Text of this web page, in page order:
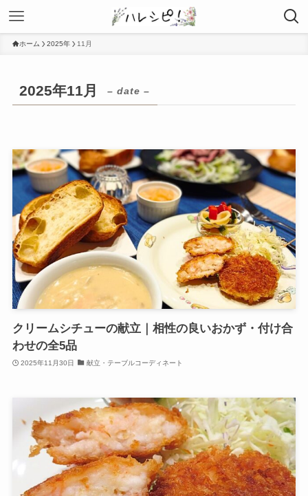
ホーム 2025年 11月
2025年11月 – date –
クリームシチューの献立｜相性の良いおかず・付け合
わせの全5品
2025年11月30日 献立・テーブルコーディネート